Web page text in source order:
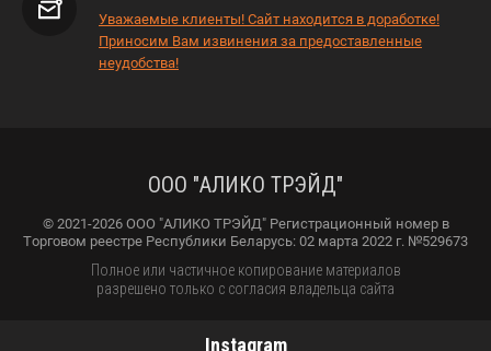
Уважаемые клиенты! Сайт находится в доработке!
Приносим Вам извинения за предоставленные
неудобства!
ООО "АЛИКО ТРЭЙД"
© 2021-2026 ООО "АЛИКО ТРЭЙД" Регистрационный номер в
Торговом реестре Республики Беларусь: 02 марта 2022 г. №529673
Полное или частичное копирование материалов
разрешено только с согласия владельца сайта
Instagram